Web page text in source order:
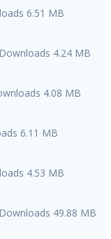
6.51 MB
4.24 MB
4.08 MB
6.11 MB
4.53 MB
49.88 MB